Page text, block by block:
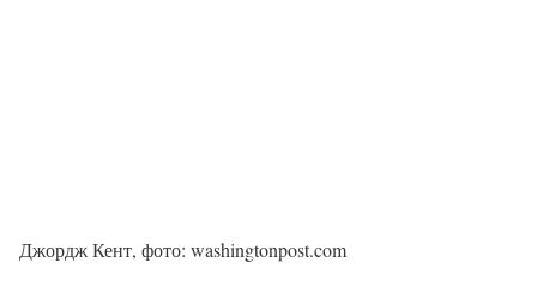
Джордж Кент, фото: washingtonpost.com